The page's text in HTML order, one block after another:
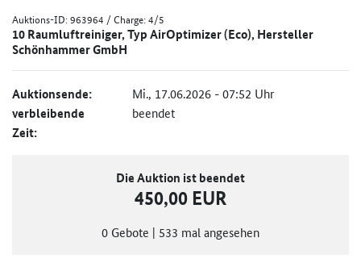
Auktions-ID:963964 / Charge: 4/5
10 Raumluftreiniger, Typ AirOptimizer (Eco), Hersteller
Schönhammer GmbH
Auktionsende: Mi., 17.06.2026 - 07:52 Uhr
verbleibende
Zeit:
beendet
Die Auktion ist beendet
450,00 EUR
0 Gebote | 533 mal angesehen